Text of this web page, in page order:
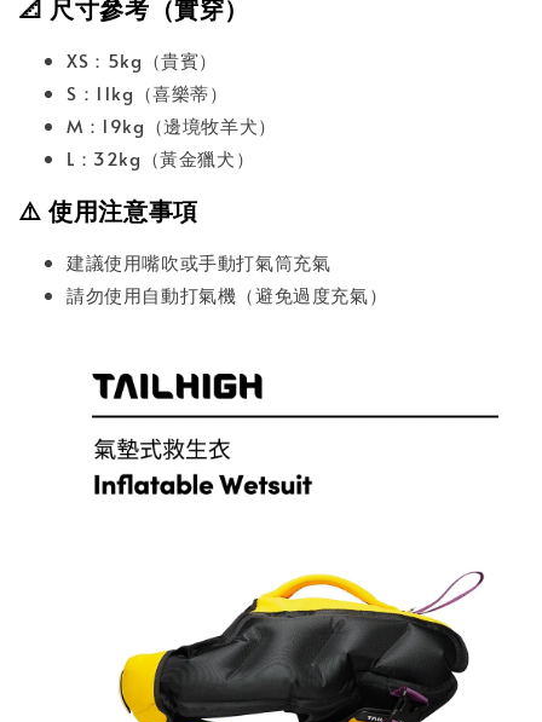
📐 尺寸參考（實穿）
XS：5kg（貴賓）
S：11kg（喜樂蒂）
M：19kg（邊境牧羊犬）
L：32kg（黃金獵犬）
⚠️ 使用注意事項
建議使用嘴吹或手動打氣筒充氣
請勿使用自動打氣機（避免過度充氣）